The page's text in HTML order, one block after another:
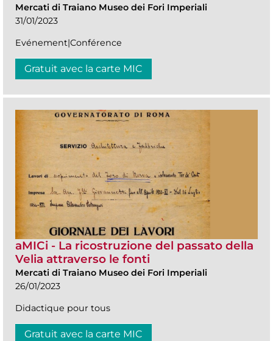
Mercati di Traiano Museo dei Fori Imperiali
31/01/2023
Evénement|Conférence
Gratuit avec la carte MIC
aMICi - La ricostruzione del passato della
Velia attraverso le fonti
Mercati di Traiano Museo dei Fori Imperiali
26/01/2023
Didactique pour tous
Gratuit avec la carte MIC